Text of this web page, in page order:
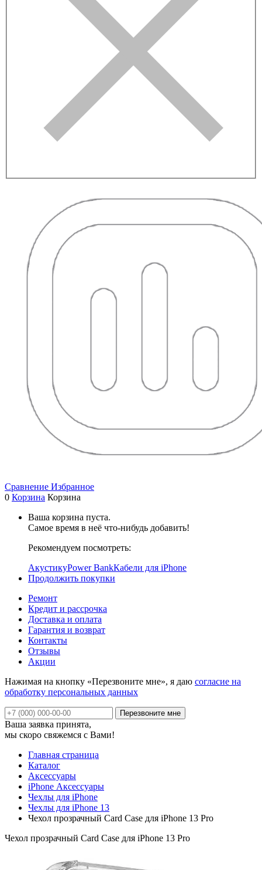
Сравнение Избранное
0 Корзина Корзина
Ваша корзина пуста.
Самое время в неё что-нибудь добавить!
Рекомендуем посмотреть:
АкустикуPower BankКабели для iPhone
Продолжить покупки
Ремонт
Кредит и рассрочка
Доставка и оплата
Гарантия и возврат
Контакты
Отзывы
Акции
Нажимая на кнопку «Перезвоните мне», я даю согласие на
обработку персональных данных
Ваша заявка принята,
мы скоро свяжемся с Вами!
Главная страница
Каталог
Аксессуары
iPhone Аксессуары
Чехлы для iPhone
Чехлы для iPhone 13
Чехол прозрачный Card Case для iPhone 13 Pro
Чехол прозрачный Card Case для iPhone 13 Pro